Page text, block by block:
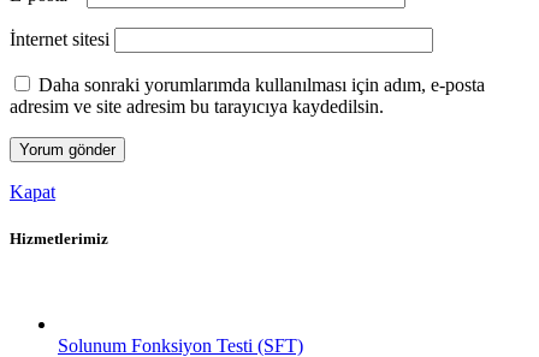
İnternet sitesi
Daha sonraki yorumlarımda kullanılması için adım, e-posta
adresim ve site adresim bu tarayıcıya kaydedilsin.
Kapat
Hizmetlerimiz
Solunum Fonksiyon Testi (SFT)